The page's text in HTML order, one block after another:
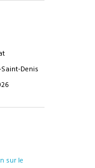
Denis
sur le